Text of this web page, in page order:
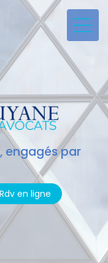
engagés par
Rdv en ligne